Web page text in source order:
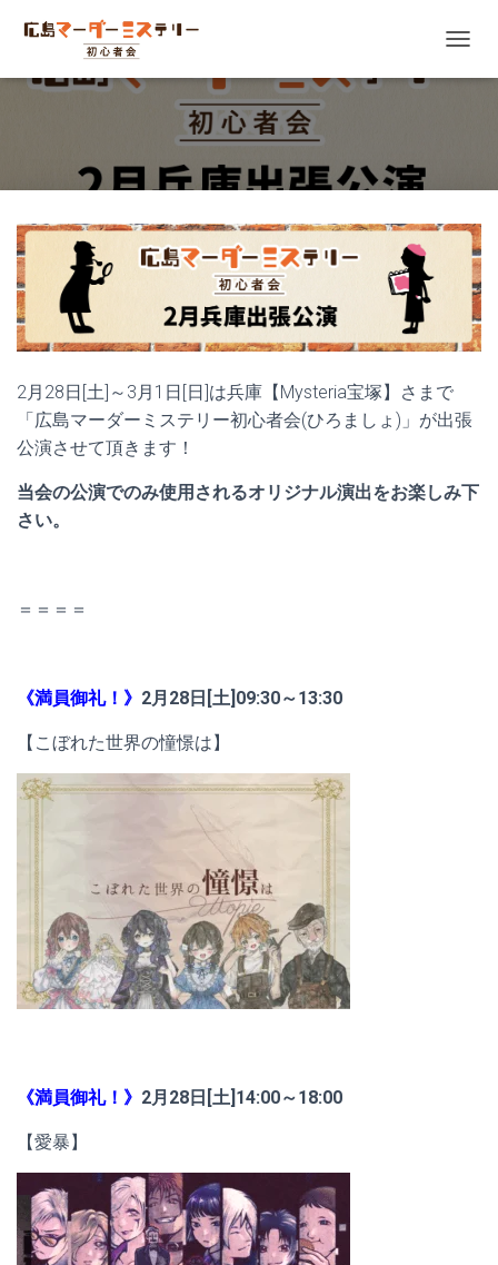
2月28日[土]～3月1日[日]は兵庫【Mysteria宝塚】さまで
「広島マーダーミステリー初心者会(ひろましょ)」が出張
公演させて頂きます！
当会の公演でのみ使用されるオリジナル演出をお楽しみ下
さい。
＝＝＝＝
《満員御礼！》 2月28日[土]09:30～13:30
【こぼれた世界の憧憬は】
《満員御礼！》 2月28日[土]14:00～18:00
【愛暴】